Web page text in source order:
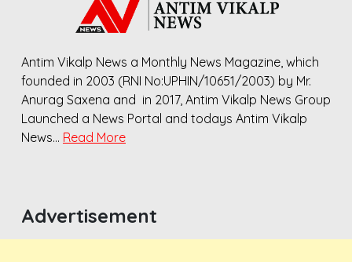
Antim Vikalp News a Monthly News Magazine, which
founded in 2003 (RNI No:UPHIN/10651/2003) by Mr.
Anurag Saxena and in 2017, Antim Vikalp News Group
Launched a News Portal and todays Antim Vikalp
News… Read More
Advertisement